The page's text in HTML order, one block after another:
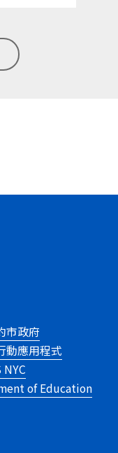
市政府
動應用程式
NYC
of Education